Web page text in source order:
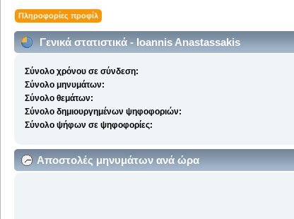
Πληροφορίες προφίλ
Γενικά στατιστικά - Ioannis Anastassakis
Σύνολο χρόνου σε σύνδεση:
Σύνολο μηνυμάτων:
Σύνολο θεμάτων:
Σύνολο δημιουργημένων ψηφοφοριών:
Σύνολο ψήφων σε ψηφοφορίες:
Αποστολές μηνυμάτων ανά ώρα